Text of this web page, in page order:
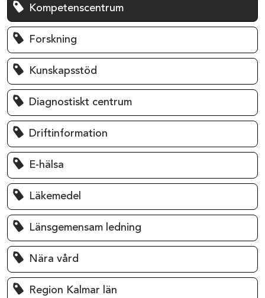
Kompetenscentrum
Forskning
Kunskapsstöd
Diagnostiskt centrum
Driftinformation
E-hälsa
Läkemedel
Länsgemensam ledning
Nära vård
Region Kalmar län